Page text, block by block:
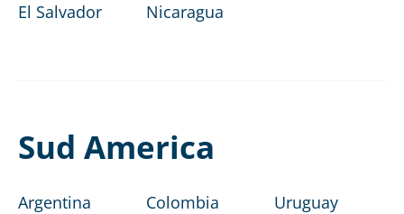
El Salvador
Nicaragua
Sud America
Argentina
Colombia
Uruguay